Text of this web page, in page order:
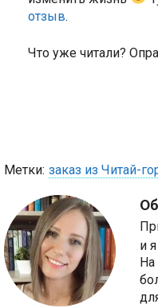
отзыв.
Что уже читали?
Метки: заказ из Читай-
и